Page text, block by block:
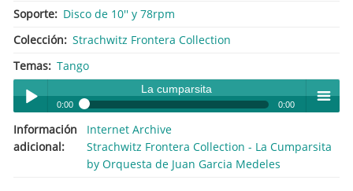
Soporte
Disco de 10'' y 78rpm
Colección
Strachwitz Frontera Collection
Temas Tango
Play /
La cumparsita
0:00 0:00
La cumparsita
Información
adicional
Internet Archive
Strachwitz Frontera Collection - La Cumparsita
by Orquesta de Juan Garcia Medeles